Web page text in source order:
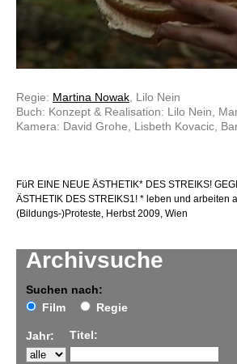
Archivsuche
Suchen nach:
Film
Regie
Jahr: Titel:
Regie: Martina Nowak , Lilo Nein
Buch: Konzept & Realisation: Lilo Nein,
Kamera: David Grohe, Lisbeth Kovacic,
FüR EINE NEUE ÄSTHETIK* DES STREIKS!
ÄSTHETIK DES STREIKS1! * leben und arbeiten
(Bildungs-)Proteste, Herbst 2009, Wien